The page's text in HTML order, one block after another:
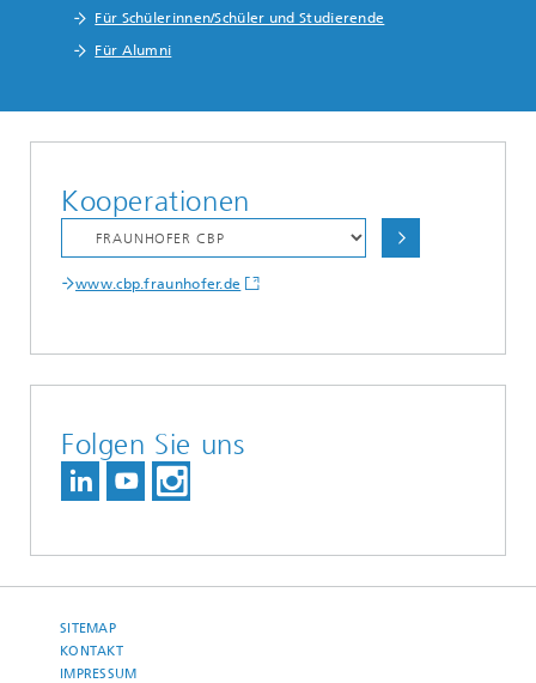
Für Schülerinnen/Schüler und Studierende
Für Alumni
Kooperationen
www.cbp.fraunhofer.de
Folgen Sie uns
SITEMAP
KONTAKT
IMPRESSUM